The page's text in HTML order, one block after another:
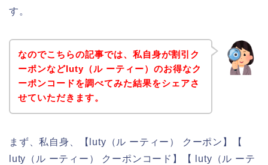
す。
なのでこちらの記事では、私自身が割引ク
ーポンなどluty（ル ーティー）のお得なク
ーポンコードを調べてみた結果をシェアさ
せていただきます。
まず、私自身、【luty（ル ーティー） クーポン】【
luty（ル ーティー） クーポンコード】【 luty（ル ーテ